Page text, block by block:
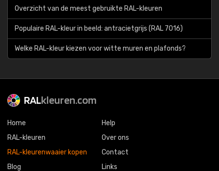
Overzicht van de meest gebruikte RAL-kleuren
Populaire RAL-kleur in beeld: antracietgrijs (RAL 7016)
Welke RAL-kleur kiezen voor witte muren en plafonds?
RALkleuren.com
Home
RAL-kleuren
RAL-kleurenwaaier kopen
Blog
Help
Over ons
Contact
Links